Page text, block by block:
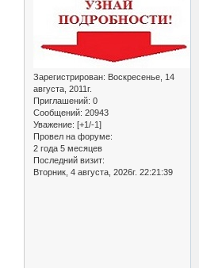
Зарегистрирован: Воскресенье, 14
августа, 2011г.
Приглашений: 0
Сообщений: 20943
Уважение: [+1/-1]
Провел на форуме:
2 года 5 месяцев
Последний визит:
Вторник, 4 августа, 2026г. 22:21:39